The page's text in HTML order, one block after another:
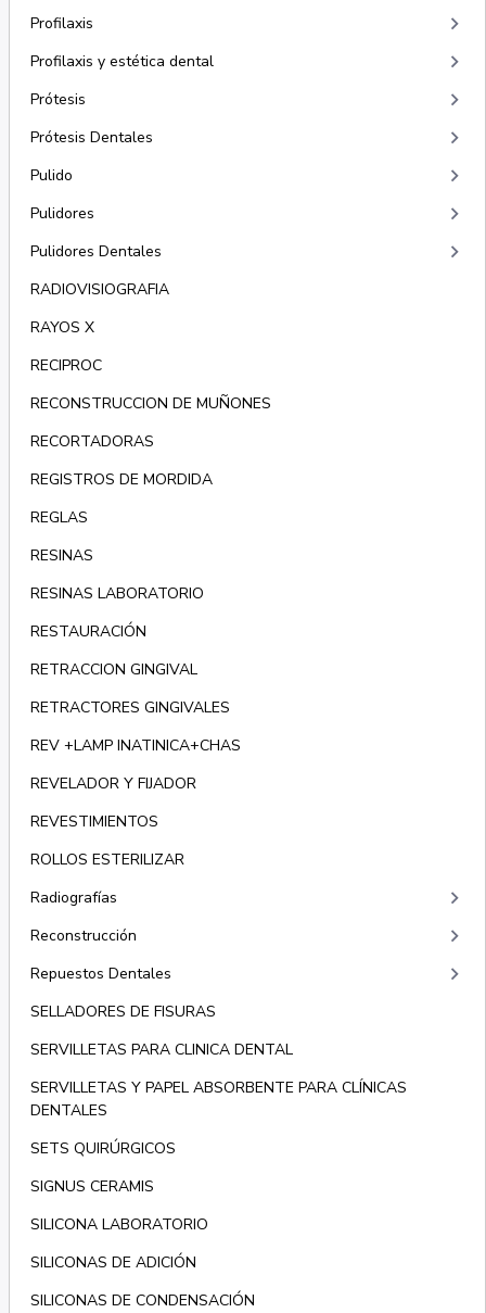
Profilaxis keyboard_arrow_right
Profilaxis y estética dental keyboard_arrow_right
Prótesis keyboard_arrow_right
Prótesis Dentales keyboard_arrow_right
Pulido keyboard_arrow_right
Pulidores keyboard_arrow_right
Pulidores Dentales keyboard_arrow_right
RADIOVISIOGRAFIA
RAYOS X
RECIPROC
RECONSTRUCCION DE MUÑONES
RECORTADORAS
REGISTROS DE MORDIDA
REGLAS
RESINAS
RESINAS LABORATORIO
RESTAURACIÓN
RETRACCION GINGIVAL
RETRACTORES GINGIVALES
REV +LAMP INATINICA+CHAS
REVELADOR Y FIJADOR
REVESTIMIENTOS
ROLLOS ESTERILIZAR
Radiografías
keyboard_arrow_right
Reconstrucción keyboard_arrow_right
Repuestos Dentales keyboard_arrow_right
SELLADORES DE FISURAS
SERVILLETAS PARA CLINICA DENTAL
SERVILLETAS Y PAPEL ABSORBENTE PARA CLÍNICAS
DENTALES
SETS QUIRÚRGICOS
SIGNUS CERAMIS
SILICONA LABORATORIO
SILICONAS DE ADICIÓN
SILICONAS DE CONDENSACIÓN